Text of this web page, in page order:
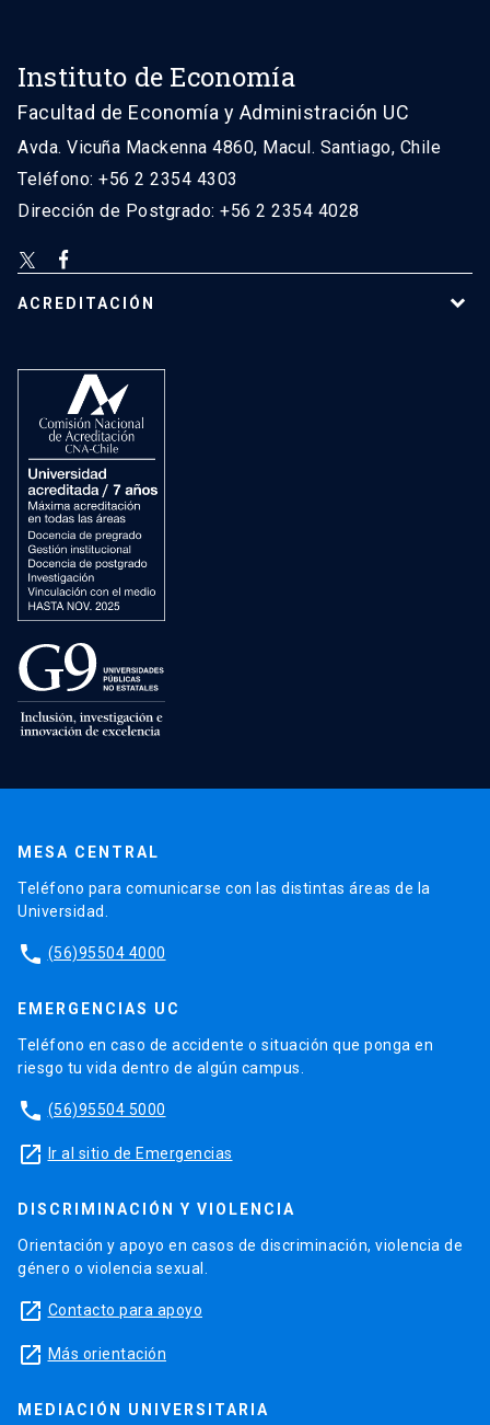
Instituto de Economía
Facultad de Economía y Administración UC
Avda. Vicuña Mackenna 4860, Macul. Santiago, Chile
Teléfono: +56 2 2354 4303
Dirección de Postgrado: +56 2 2354 4028
ACREDITACIÓN
MESA CENTRAL
Teléfono para comunicarse con las distintas áreas de la
Universidad.
phone (56)95504 4000
EMERGENCIAS UC
Teléfono en caso de accidente o situación que ponga en
riesgo tu vida dentro de algún campus.
phone (56)95504 5000
launch Ir al sitio de Emergencias
DISCRIMINACIÓN Y VIOLENCIA
Orientación y apoyo en casos de discriminación, violencia de
género o violencia sexual.
launch Contacto para apoyo
launch Más orientación
MEDIACIÓN UNIVERSITARIA